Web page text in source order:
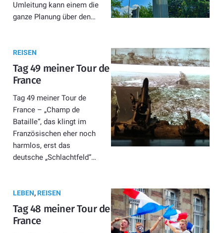
Umleitung kann einem die
ganze Planung über den…
REISEN
Tag 49 meiner Tour de
France
Tag 49 meiner Tour de
France – „Champ de
Bataille“, das klingt im
Französischen eher noch
harmlos, erst das
deutsche „Schlachtfeld“…
LEBEN,REISEN
Tag 48 meiner Tour de
France